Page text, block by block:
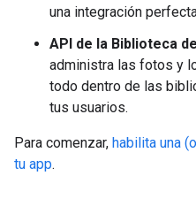
una integración
API de la Biblioteca
administra las fotos y
todo dentro de las
tus usuarios.
Para comenzar, habilita una
tu app.